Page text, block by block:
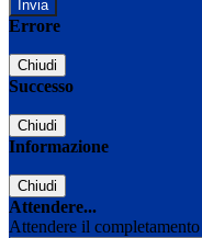
Errore
Chiudi
Successo
Chiudi
Informazione
Chiudi
Attendere...
Attendere il